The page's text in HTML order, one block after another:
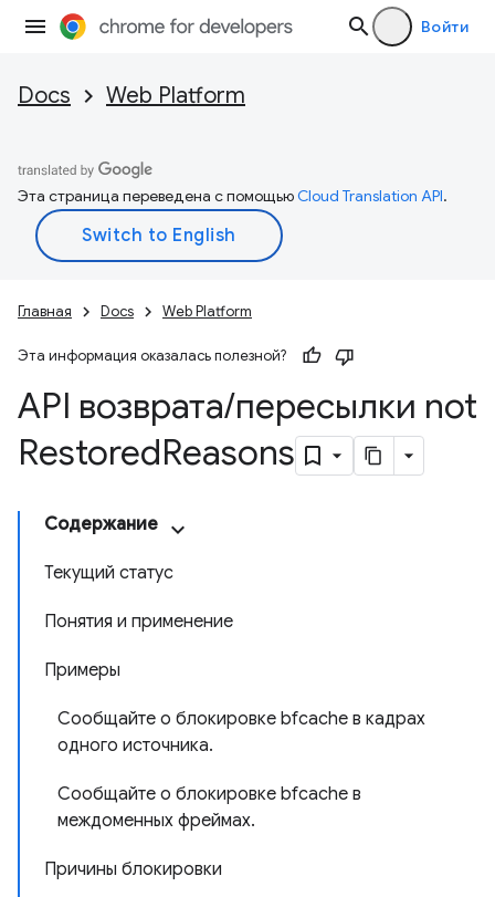
Войти
Docs Web Platform
Эта страница переведена с помощьюCloud Translation API.
Главная Docs Web Platform
Эта информация оказалась полезной?
API возврата/пересылки not
RestoredReasons
Содержание
Текущий статус
Понятия и применение
Примеры
Сообщайте о блокировке bfcache в кадрах
одного источника.
Сообщайте о блокировке bfcache в
междоменных фреймах.
Причины блокировки